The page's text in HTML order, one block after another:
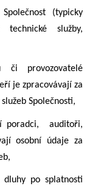
(typicky
služby,
či provozovatelé
je zpracovávají za
Společnosti,
poradci, auditoři,
osobní údaje za
po splatnosti